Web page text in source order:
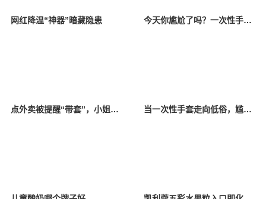
网红降温“神器”暗藏隐患 今天你尴尬了吗？一次性手套低俗变装引消费者反感
点外卖被提醒“带套”，小姐姐感觉有被冒犯到，怒斥恶俗商家 当一次性手套走向低俗，尴尬的不仅是成年人